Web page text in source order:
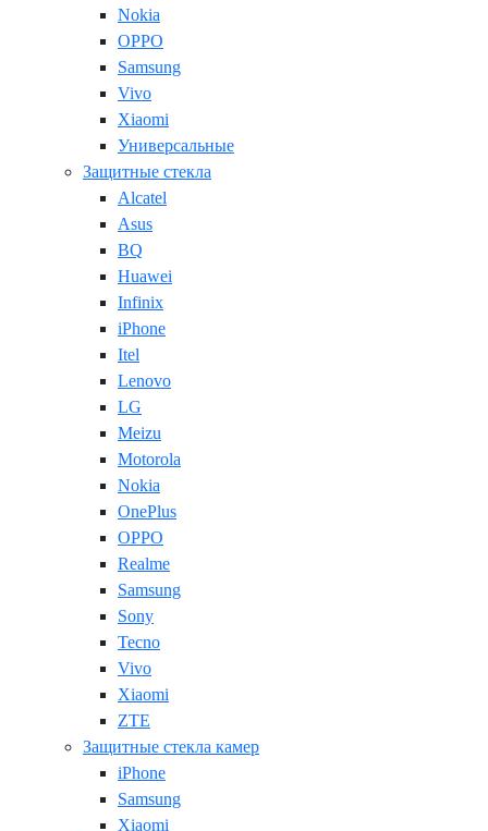
Nokia
OPPO
Samsung
Vivo
Xiaomi
Универсальные
Защитные стекла
Alcatel
Asus
BQ
Huawei
Infinix
iPhone
Itel
Lenovo
LG
Meizu
Motorola
Nokia
OnePlus
OPPO
Realme
Samsung
Sony
Tecno
Vivo
Xiaomi
ZTE
Защитные стекла камер
iPhone
Samsung
Xiaomi